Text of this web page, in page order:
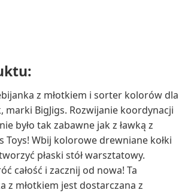
z młotkiem i sorter kolorów dla
marki BigJigs. Rozwijanie koordynacji
było tak zabawne jak z ławką z
Toys! Wbij kolorowe drewniane kołki
płaski stół warsztatowy.
całość i zacznij od nowa! Ta
z młotkiem jest dostarczana z